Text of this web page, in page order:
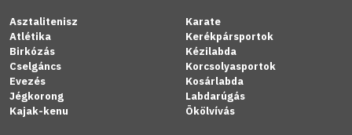
Asztalitenisz
Atlétika
Birkózás
Cselgáncs
Evezés
Jégkorong
Kajak-kenu
Karate
Kerékpársportok
Kézilabda
Korcsolyasportok
Kosárlabda
Labdarúgás
Ökölvívás